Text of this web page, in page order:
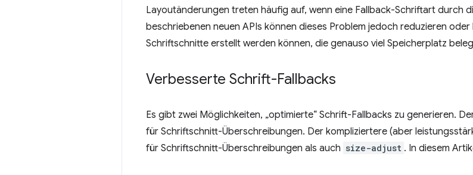
Layoutänderungen treten häufig auf, wenn eine Fallback-Schriftart durch
beschriebenen neuen APIs können dieses Problem jedoch reduzieren
Schriftschnitte erstellt werden können, die genauso viel Speicherplatz
Verbesserte Schrift-Fallbacks
Es gibt zwei Möglichkeiten, „optimierte“ Schrift-Fallbacks zu generieren.
für Schriftschnitt-Überschreibungen. Der kompliziertere (aber
für Schriftschnitt-Überschreibungen als auch size-adjust . In diesem